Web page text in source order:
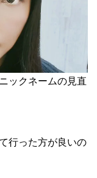
ックネームの見直
行った方が良いの